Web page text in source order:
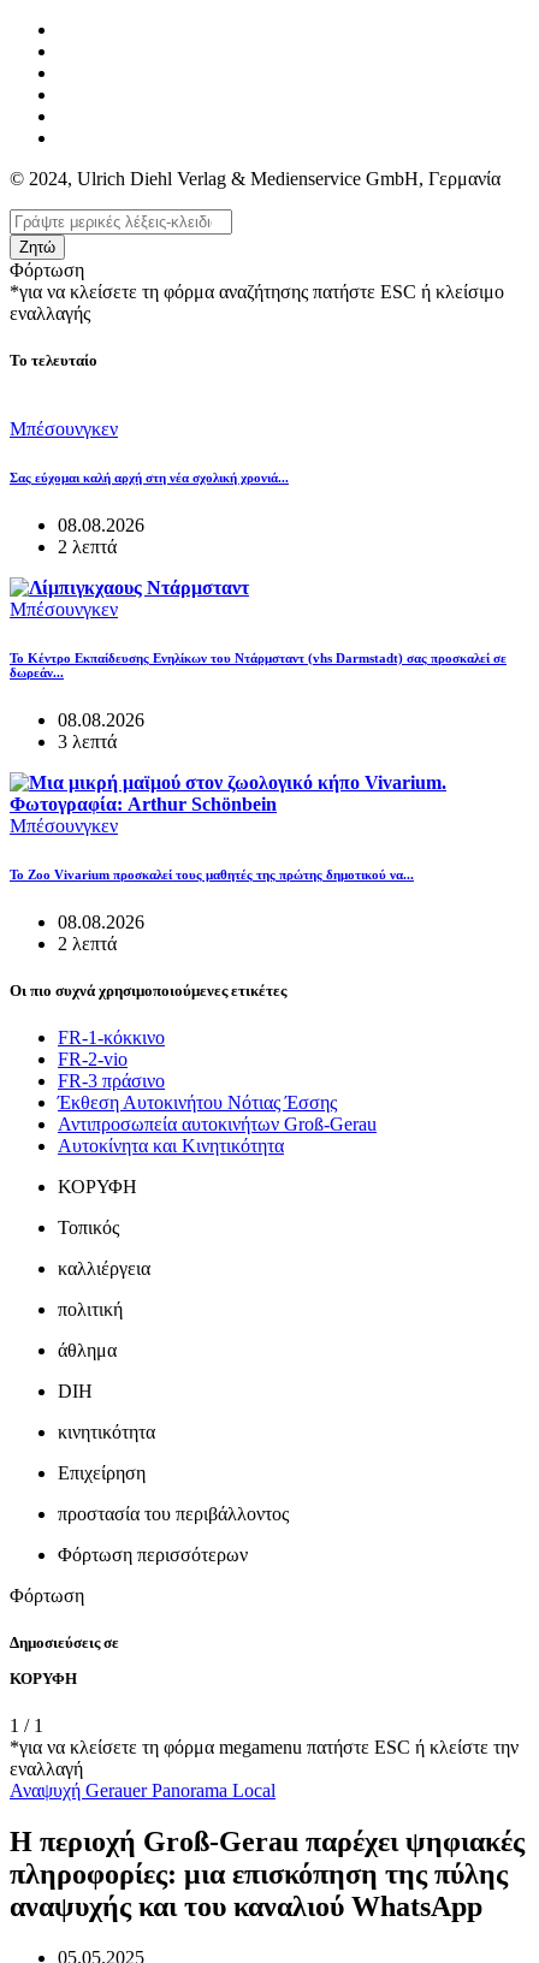
© 2024, Ulrich Diehl Verlag & Medienservice GmbH, Γερμανία
Ζητώ
Φόρτωση
*για να κλείσετε τη φόρμα αναζήτησης πατήστε ESC ή κλείσιμο
εναλλαγής
Το τελευταίο
Μπέσουνγκεν
Σας εύχομαι καλή αρχή στη νέα σχολική χρονιά...
08.08.2026
2 λεπτά
Μπέσουνγκεν
Το Κέντρο Εκπαίδευσης Ενηλίκων του Ντάρμσταντ (vhs Darmstadt) σας προσκαλεί σε
δωρεάν...
08.08.2026
3 λεπτά
Μπέσουνγκεν
Το Zoo Vivarium προσκαλεί τους μαθητές της πρώτης δημοτικού να...
08.08.2026
2 λεπτά
Οι πιο συχνά χρησιμοποιούμενες ετικέτες
FR-1-κόκκινο
FR-2-vio
FR-3 πράσινο
Έκθεση Αυτοκινήτου Νότιας Έσσης
Αντιπροσωπεία αυτοκινήτων Groß-Gerau
Αυτοκίνητα και Κινητικότητα
ΚΟΡΥΦΗ
Τοπικός
καλλιέργεια
πολιτική
άθλημα
DIH
κινητικότητα
Επιχείρηση
προστασία του περιβάλλοντος
Φόρτωση περισσότερων
Φόρτωση
Δημοσιεύσεις σε
ΚΟΡΥΦΗ
1 / 1
*για να κλείσετε τη φόρμα megamenu πατήστε ESC ή κλείστε την
εναλλαγή
Αναψυχή Gerauer Panorama Local
Η περιοχή Groß-Gerau παρέχει ψηφιακές
πληροφορίες: μια επισκόπηση της πύλης
αναψυχής και του καναλιού WhatsApp
05.05.2025